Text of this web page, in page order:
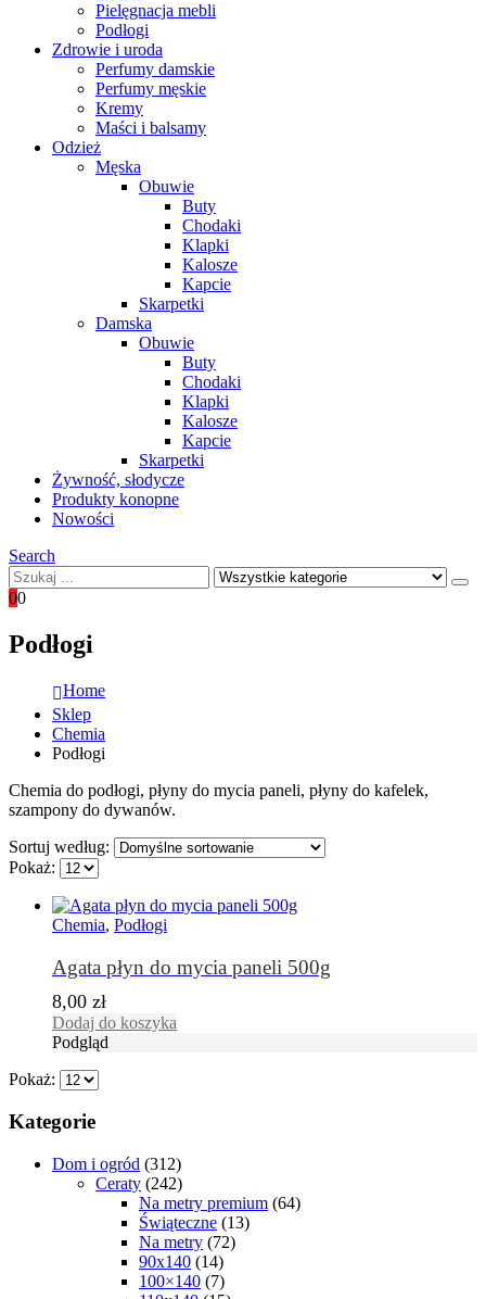
Pielęgnacja mebli
Podłogi
Zdrowie i uroda
Perfumy damskie
Perfumy męskie
Kremy
Maści i balsamy
Odzież
Męska
Obuwie
Buty
Chodaki
Klapki
Kalosze
Kapcie
Skarpetki
Damska
Obuwie
Buty
Chodaki
Klapki
Kalosze
Kapcie
Skarpetki
Żywność, słodycze
Produkty konopne
Nowości
Search
00
Podłogi
Home
Sklep
Chemia
Podłogi
Chemia do podłogi, płyny do mycia paneli, płyny do kafelek,
szampony do dywanów.
Sortuj według:
Pokaż:
Chemia, Podłogi
Agata płyn do mycia paneli 500g
8,00 zł
Dodaj do koszyka
Podgląd
Pokaż:
Kategorie
Dom i ogród (312)
Ceraty (242)
Na metry premium (64)
Świąteczne (13)
Na metry (72)
90x140 (14)
100×140 (7)